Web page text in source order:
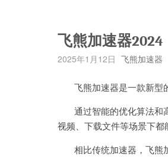
飞熊加速器2024
2025年1月12日 飞熊加速器
飞熊加速器是一款新型的
通过智能的优化算法和
视频、下载文件等场景下都
相比传统加速器，飞熊加